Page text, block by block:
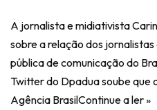
A jornalista e midiativista
sobre a relação dos
pública de comunicação do
Twitter do Dpadua soube
Agência BrasilContinue a ler »